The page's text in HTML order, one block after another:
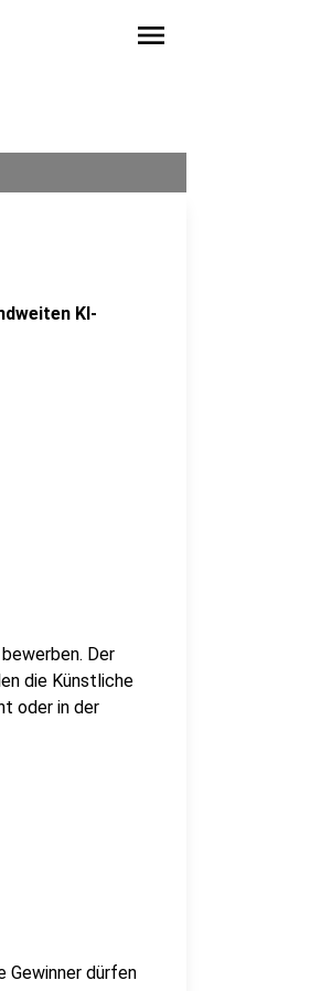
menu
KI-
Der
die Künstliche
oder in der
Gewinner dürfen